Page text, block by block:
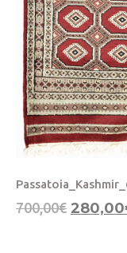
700,00€ 280,00